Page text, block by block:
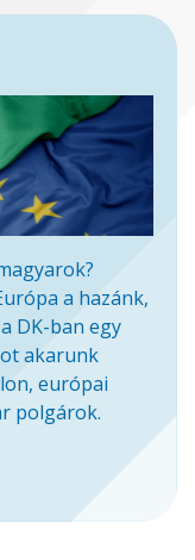
a hazánk,
DK-ban egy
akarunk
európai
polgárok.